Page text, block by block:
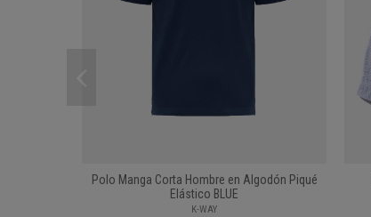
Polo Manga Corta Hombre en Algodón Piqué
Elástico BLUE
K-WAY